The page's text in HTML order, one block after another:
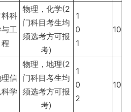
科
工
程
物理，化学(2
门科目考生均
须选考方可报
考)
1
0
1
10
信
学
物理，地理(2
门科目考生均
须选考方可报
考)
1
0
2
10